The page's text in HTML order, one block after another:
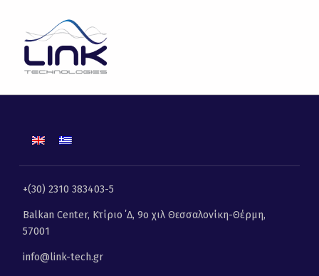
+(30) 2310 383403-5
Balkan Center, Κτίριο ΄Δ, 9ο χιλ Θεσσαλονίκη-Θέρμη,
57001
info@link-tech.gr